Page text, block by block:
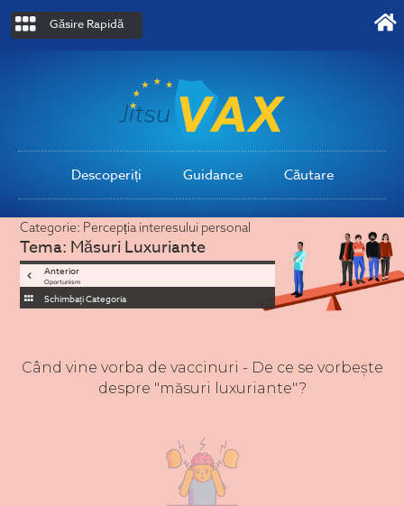
Găsire Rapidă
Descoperiți Guidance Căutare
Categorie: Percepția interesului personal
Tema: Măsuri Luxuriante
Anterior
Oportunism
Schimbați Categoria
Când vine vorba de vaccinuri - De ce se vorbește
despre "măsuri luxuriante"?